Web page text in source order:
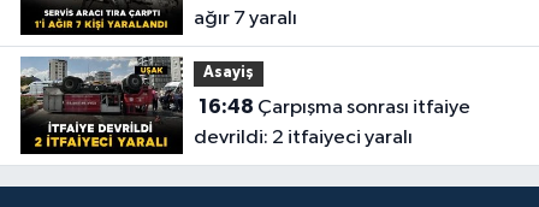
ağır 7 yaralı
Asayiş
16:48
devrildi: 2 itfaiyeci yaralı